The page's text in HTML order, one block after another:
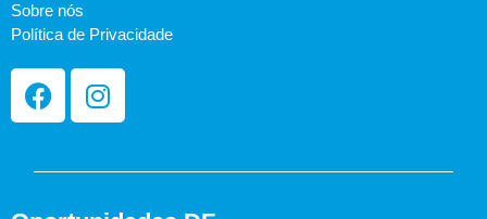
Sobre nós
Política de Privacidade